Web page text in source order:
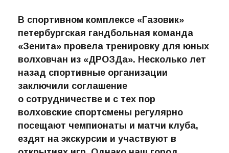
В спортивном комплексе «Газовик»
петербургская гандбольная команда
«Зенита» провела тренировку для юных
волховчан из «ДРОЗДа». Несколько лет
заключили соглашение
о сотрудничестве и с тех пор
волховские спортсмены регулярно
посещают чемпионаты и матчи клуба,